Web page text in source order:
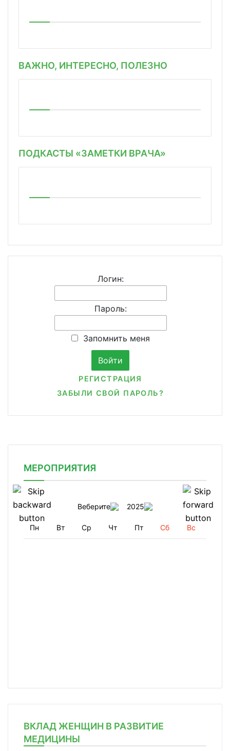
ВАЖНО, ИНТЕРЕСНО, ПОЛЕЗНО
ПОДКАСТЫ «ЗАМЕТКИ ВРАЧА»
Логин:
Пароль:
Запомнить меня
РЕГИСТРАЦИЯ
ЗАБЫЛИ СВОЙ ПАРОЛЬ?
МЕРОПРИЯТИЯ
Веберите 2025
Пн Вт Ср Чт Пт Сб Вс
ВКЛАД ЖЕНЩИН В РАЗВИТИЕ
МЕДИЦИНЫ